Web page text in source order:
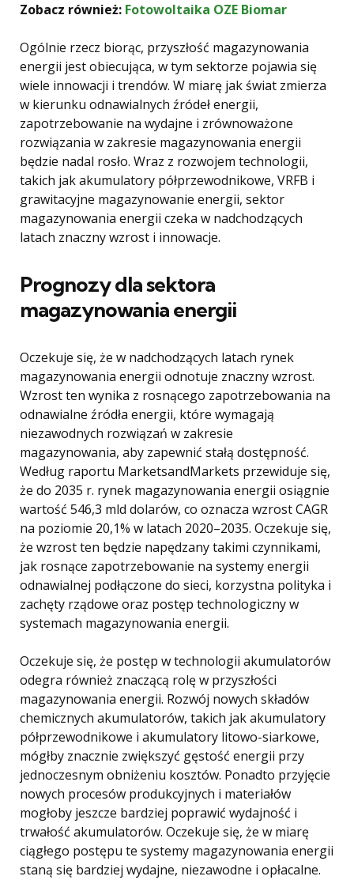
Zobacz również: Fotowoltaika OZE Biomar
Ogólnie rzecz biorąc, przyszłość magazynowania
energii jest obiecująca, w tym sektorze pojawia się
wiele innowacji i trendów. W miarę jak świat zmierza
w kierunku odnawialnych źródeł energii,
zapotrzebowanie na wydajne i zrównoważone
rozwiązania w zakresie magazynowania energii
będzie nadal rosło. Wraz z rozwojem technologii,
takich jak akumulatory półprzewodnikowe, VRFB i
grawitacyjne magazynowanie energii, sektor
magazynowania energii czeka w nadchodzących
latach znaczny wzrost i innowacje.
Prognozy dla sektora
magazynowania energii
Oczekuje się, że w nadchodzących latach rynek
magazynowania energii odnotuje znaczny wzrost.
Wzrost ten wynika z rosnącego zapotrzebowania na
odnawialne źródła energii, które wymagają
niezawodnych rozwiązań w zakresie
magazynowania, aby zapewnić stałą dostępność.
Według raportu MarketsandMarkets przewiduje się,
że do 2035 r. rynek magazynowania energii osiągnie
wartość 546,3 mld dolarów, co oznacza wzrost CAGR
na poziomie 20,1% w latach 2020–2035. Oczekuje się,
że wzrost ten będzie napędzany takimi czynnikami,
jak rosnące zapotrzebowanie na systemy energii
odnawialnej podłączone do sieci, korzystna polityka i
zachęty rządowe oraz postęp technologiczny w
systemach magazynowania energii.
Oczekuje się, że postęp w technologii akumulatorów
odegra również znaczącą rolę w przyszłości
magazynowania energii. Rozwój nowych składów
chemicznych akumulatorów, takich jak akumulatory
półprzewodnikowe i akumulatory litowo-siarkowe,
mógłby znacznie zwiększyć gęstość energii przy
jednoczesnym obniżeniu kosztów. Ponadto przyjęcie
nowych procesów produkcyjnych i materiałów
mogłoby jeszcze bardziej poprawić wydajność i
trwałość akumulatorów. Oczekuje się, że w miarę
ciągłego postępu te systemy magazynowania energii
staną się bardziej wydajne, niezawodne i opłacalne.